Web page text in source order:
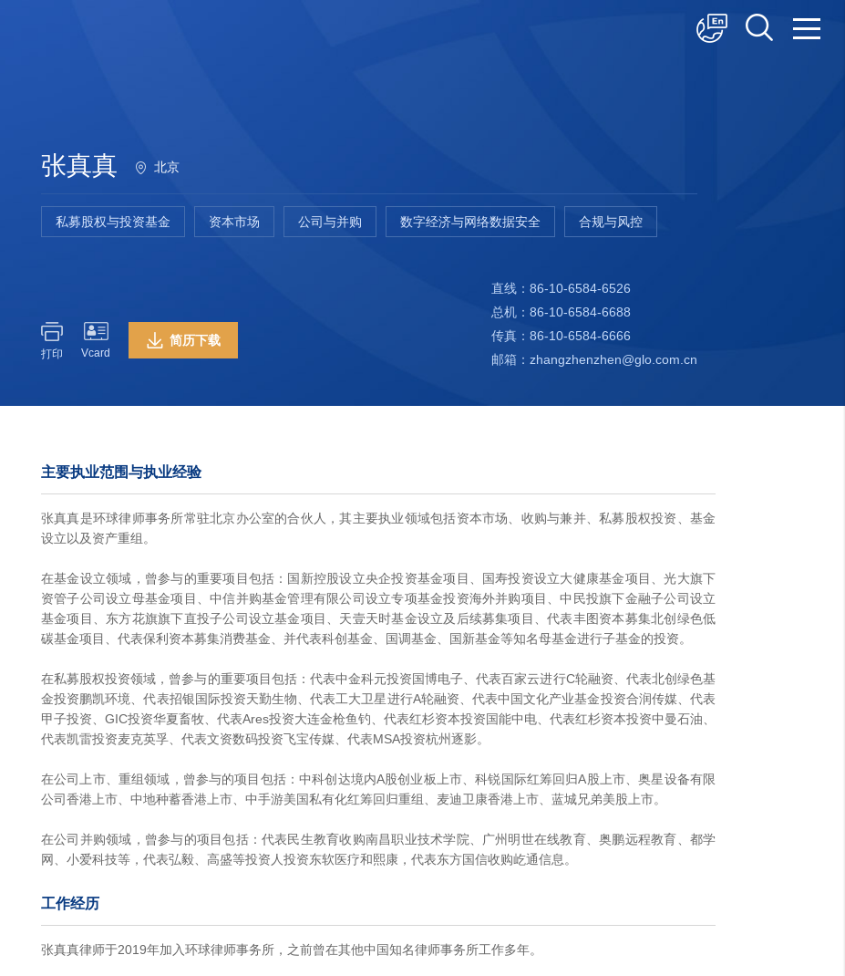
张真真 北京
私募股权与投资基金 资本市场 公司与并购 数字经济与网络数据安全 合规与风控
直线：86-10-6584-6526
总机：86-10-6584-6688
传真：86-10-6584-6666
邮箱：zhangzhenzhen@glo.com.cn
打印 Vcard
简历下载
主要执业范围与执业经验
张真真是环球律师事务所常驻北京办公室的合伙人，其主要执业领域包括资本市场、收购与兼并、私募股权投资、基金
设立以及资产重组。
在基金设立领域，曾参与的重要项目包括：国新控股设立央企投资基金项目、国寿投资设立大健康基金项目、光大旗下
资管子公司设立母基金项目、中信并购基金管理有限公司设立专项基金投资海外并购项目、中民投旗下金融子公司设立
基金项目、东方花旗旗下直投子公司设立基金项目、天壹天时基金设立及后续募集项目、代表丰图资本募集北创绿色低
碳基金项目、代表保利资本募集消费基金、并代表科创基金、国调基金、国新基金等知名母基金进行子基金的投资。
在私募股权投资领域，曾参与的重要项目包括：代表中金科元投资国博电子、代表百家云进行C轮融资、代表北创绿色基
金投资鹏凯环境、代表招银国际投资天勤生物、代表工大卫星进行A轮融资、代表中国文化产业基金投资合润传媒、代表
甲子投资、GIC投资华夏畜牧、代表Ares投资大连金枪鱼钓、代表红杉资本投资国能中电、代表红杉资本投资中曼石油、
代表凯雷投资麦克英孚、代表文资数码投资飞宝传媒、代表MSA投资杭州逐影。
在公司上市、重组领域，曾参与的项目包括：中科创达境内A股创业板上市、科锐国际红筹回归A股上市、奥星设备有限
公司香港上市、中地种蓄香港上市、中手游美国私有化红筹回归重组、麦迪卫康香港上市、蓝城兄弟美股上市。
在公司并购领域，曾参与的项目包括：代表民生教育收购南昌职业技术学院、广州明世在线教育、奥鹏远程教育、都学
网、小爱科技等，代表弘毅、高盛等投资人投资东软医疗和熙康，代表东方国信收购屹通信息。
工作经历
张真真律师于2019年加入环球律师事务所，之前曾在其他中国知名律师事务所工作多年。